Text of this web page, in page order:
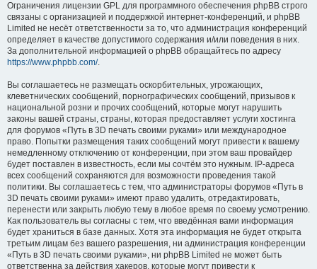
Ограничения лицензии GPL для программного обеспечения phpBB строго
связаны с организацией и поддержкой интернет-конференций, и phpBB
Limited не несёт ответственности за то, что администрация конференций
определяет в качестве допустимого содержания и/или поведения в них.
За дополнительной информацией о phpBB обращайтесь по адресу
https://www.phpbb.com/.
Вы соглашаетесь не размещать оскорбительных, угрожающих,
клеветнических сообщений, порнографических сообщений, призывов к
национальной розни и прочих сообщений, которые могут нарушить
законы вашей страны, страны, которая предоставляет услуги хостинга
для форумов «Путь в 3D печать своими руками» или международное
право. Попытки размещения таких сообщений могут привести к вашему
немедленному отключению от конференции, при этом ваш провайдер
будет поставлен в известность, если мы сочтём это нужным. IP-адреса
всех сообщений сохраняются для возможности проведения такой
политики. Вы соглашаетесь с тем, что администраторы форумов «Путь в
3D печать своими руками» имеют право удалить, отредактировать,
перенести или закрыть любую тему в любое время по своему усмотрению.
Как пользователь вы согласны с тем, что введённая вами информация
будет храниться в базе данных. Хотя эта информация не будет открыта
третьим лицам без вашего разрешения, ни администрация конференции
«Путь в 3D печать своими руками», ни phpBB Limited не может быть
ответственна за действия хакеров, которые могут привести к